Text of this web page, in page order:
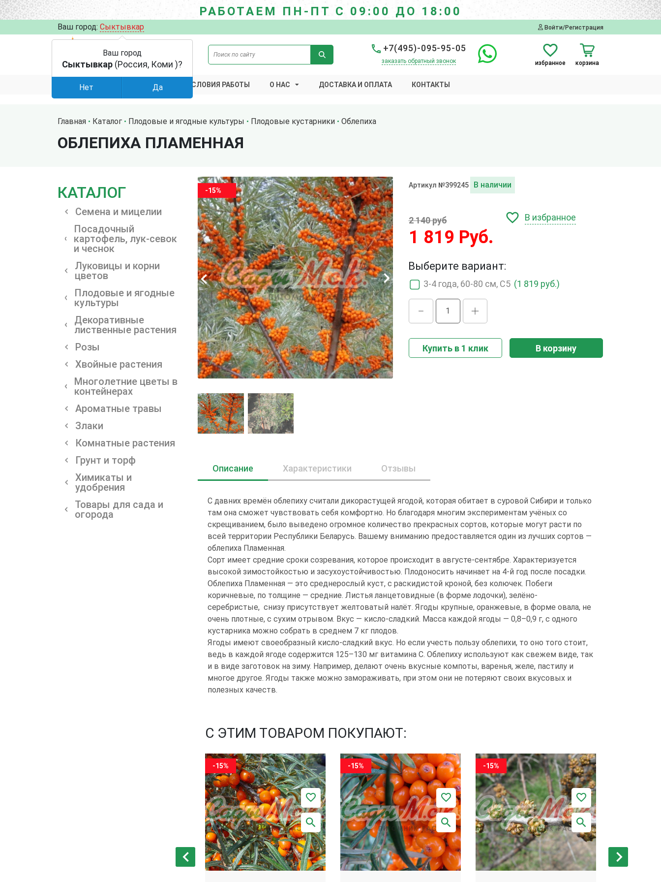
РАБОТАЕМ ПН-ПТ С 09:00 ДО 18:00
Ваш город: Сыктывкар Войти/Регистрация
+7(495)-095-95-05
заказать обратный звонок избранное корзина
КАТАЛОГ АКЦИИ УСЛОВИЯ РАБОТЫ О НАС ДОСТАВКА И ОПЛАТА КОНТАКТЫ
Главная Каталог Плодовые и ягодные культуры Плодовые кустарники Облепиха
ОБЛЕПИХА ПЛАМЕННАЯ
КАТАЛОГ
Семена и мицелии
Посадочный
картофель, лук-севок
и чеснок
Луковицы и корни
цветов
Плодовые и ягодные
культуры
Декоративные
лиственные растения
Розы
Хвойные растения
Многолетние цветы в
контейнерах
Ароматные травы
Злаки
Комнатные растения
Грунт и торф
Химикаты и
удобрения
Товары для сада и
огорода
-15%
Артикул №399245 В наличии
2 140 руб
1 819 Руб.
В избранное
Выберите вариант:
3-4 года, 60-80 см, С5 (1 819 руб.)
Купить в 1 клик В корзину
Описание Характеристики Отзывы
С давних времён облепиху считали дикорастущей ягодой, которая обитает в суровой Сибири и только
там она сможет чувствовать себя комфортно. Но благодаря многим экспериментам учёных со
скрещиванием, было выведено огромное количество прекрасных сортов, которые могут расти по
всей территории Республики Беларусь. Вашему вниманию предоставляется один из лучших сортов —
облепиха Пламенная.
Сорт имеет средние сроки созревания, которое происходит в августе-сентябре. Характеризуется
высокой зимостойкостью и засухоустойчивостью. Плодоносить начинает на 4-й год после посадки.
Облепиха Пламенная — это среднерослый куст, с раскидистой кроной, без колючек. Побеги
коричневые, по толщине — средние. Листья ланцетовидные (в форме лодочки), зелёно-
серебристые, снизу присутствует желтоватый налёт. Ягоды крупные, оранжевые, в форме овала, не
очень плотные, с сухим отрывом. Вкус — кисло-сладкий. Масса каждой ягоды — 0,8–0,9 г, с одного
кустарника можно собрать в среднем 7 кг плодов.
Ягоды имеют своеобразный кисло-сладкий вкус. Но если учесть пользу облепихи, то оно того стоит,
ведь в каждой ягоде содержится 125–130 мг витамина С. Облепиху используют как свежем виде, так
и в виде заготовок на зиму. Например, делают очень вкусные компоты, варенья, желе, пастилу и
многое другое. Ягоды также можно замораживать, при этом они не потеряют своих вкусовых и
полезных качеств.
С ЭТИМ ТОВАРОМ ПОКУПАЮТ:
-15% -15% -15%
Ваш город
Сыктывкар(Россия, Коми )?
Нет Да